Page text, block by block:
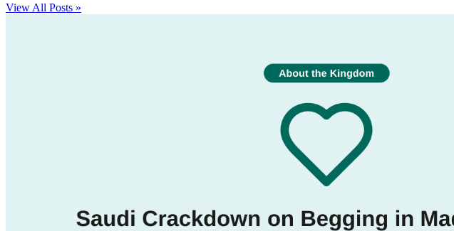
View All Posts »